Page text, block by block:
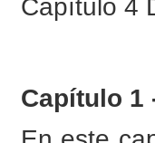
Capítulo 4
Capítulo 1